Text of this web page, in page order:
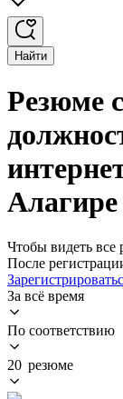
Найти
Резюме
Алагире
Чтобы видеть все
После
За всё время
По соответствию
20 резюме